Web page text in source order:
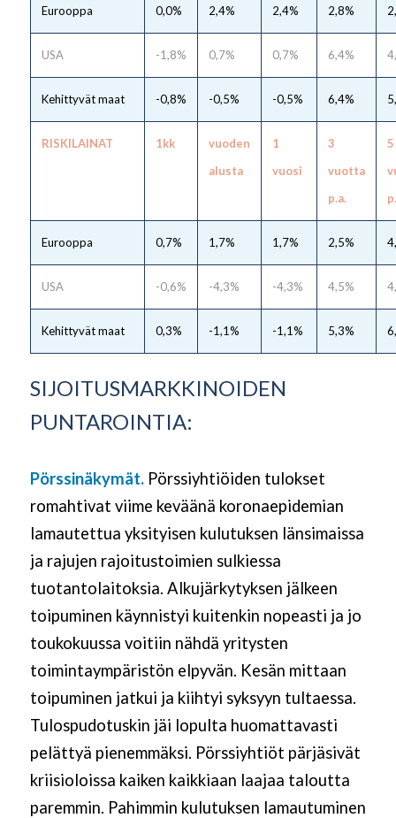
Eurooppa 0,0% 2,4% 2,4% 2,8%
USA -1,8% 0,7% 0,7% 6,4%
Kehittyvät maat -0,8% -0,5% -0,5% 6,4%
RISKILAINAT 1kk
vuoden
alusta
1
vuosi
3
vuotta
p.a.
5
Eurooppa 0,7% 1,7% 1,7% 2,5%
USA -0,6% -4,3% -4,3% 4,5%
Kehittyvät maat 0,3% -1,1% -1,1% 5,3%
SIJOITUSMARKKINOIDEN
PUNTAROINTIA:
Pörssinäkymät. Pörssiyhtiöiden tulokset
romahtivat viime keväänä koronaepidemian
lamautettua yksityisen kulutuksen länsimaissa
ja rajujen rajoitustoimien sulkiessa
tuotantolaitoksia. Alkujärkytyksen jälkeen
toipuminen käynnistyi kuitenkin nopeasti ja jo
toukokuussa voitiin nähdä yritysten
toimintaympäristön elpyvän. Kesän mittaan
toipuminen jatkui ja kiihtyi syksyyn tultaessa.
Tulospudotuskin jäi lopulta huomattavasti
pelättyä pienemmäksi. Pörssiyhtiöt pärjäsivät
kriisioloissa kaiken kaikkiaan laajaa taloutta
paremmin. Pahimmin kulutuksen lamautuminen